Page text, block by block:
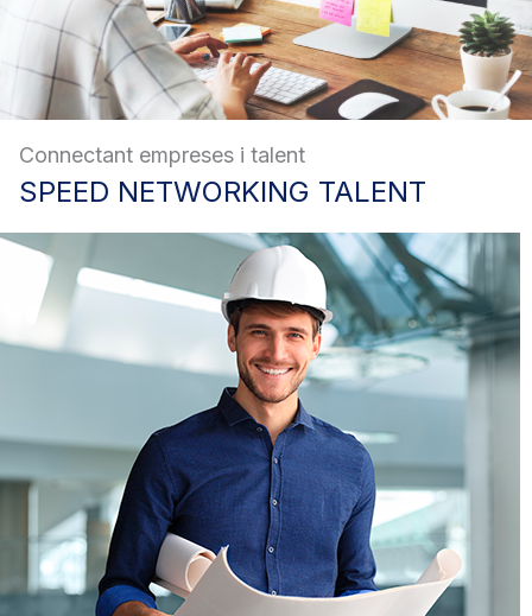
Connectant empreses i talent
SPEED NETWORKING TALENT